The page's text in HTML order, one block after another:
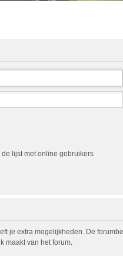
lijst met online gebruikers
je extra mogelijkheden. De
maakt van het forum.